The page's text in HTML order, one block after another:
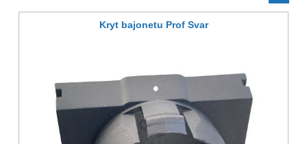
Kryt bajonetu Prof Svar